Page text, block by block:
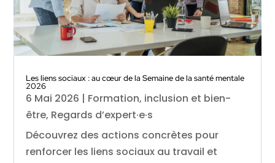
Les liens sociaux : au cœur de la Semaine de la santé mentale
2026
6 Mai 2026 | Formation, inclusion et bien-
être, Regards d’expert·e·s
Découvrez des actions concrètes pour
renforcer les liens sociaux au travail et